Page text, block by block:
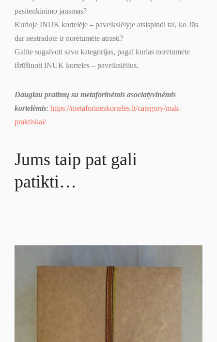
pasitenkinimo jausmas?
Kurioje INUK kortelėje – paveikslėlyje atsispindi tai, ko Jūs
dar neatradote ir norėtumėte atrasti?
Galite sugalvoti savo kategorijas, pagal kurias norėtumėte
išrūšiuoti INUK korteles – paveikslėlius.
Daugiau pratimų su metaforinėmis asociatyvinėmis
kortelėmis: https://metaforineskorteles.lt/category/mak-
praktiskai/
Jums taip pat gali
patikti…